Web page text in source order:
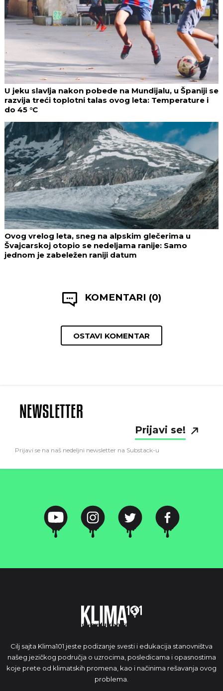
U jeku slavlja nakon pobede na Mundijalu, u Španiji se
razvija treći toplotni talas ovog leta: Temperature i
do 45 °C
Ovog vrelog leta, sneg na alpskim glečerima u
Švajcarskoj otopio se nedeljama ranije: Samo
jednom je zabeležen raniji datum
KOMENTARI (0)
OSTAVI KOMENTAR
NEWSLETTER
Prijavi se!
Prijavi se na naš nedeljni newsletter na Substack-u
Cilj sajta Klima101 jeste podizanje svesti i edukacija stanovništva
našeg jezičkog područja o uzrocima, posledicama i opasnostima
koje prete od klimatskih promena, kao i načinima rešavanja ovog
problema.